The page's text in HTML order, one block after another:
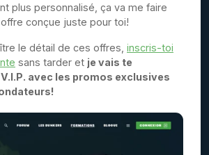
plus personnalisé, ça va me faire
offre conçue juste pour toi!
le détail de ces offres, inscris-toi
sans tarder et je vais te
avec les promos exclusives